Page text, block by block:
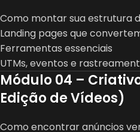
Como montar sua estrutura
Landing pages que
Ferramentas essenciais
UTMs, eventos e
Módulo 04 –
Edição de Vídeos)
Como encontrar anúncios